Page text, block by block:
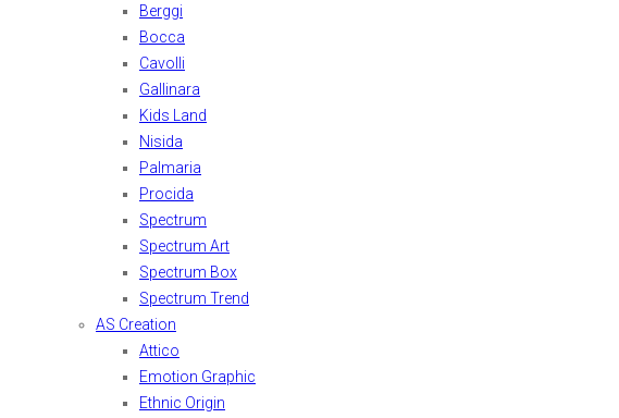
Berggi
Bocca
Cavolli
Gallinara
Kids Land
Nisida
Palmaria
Procida
Spectrum
Spectrum Art
Spectrum Box
Spectrum Trend
AS Creation
Attico
Emotion Graphic
Ethnic Origin